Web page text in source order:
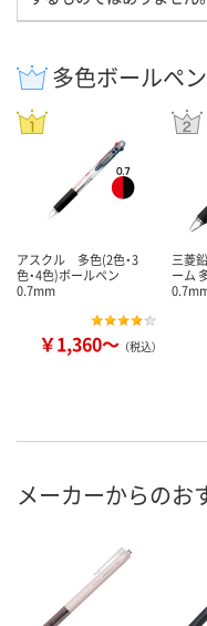
多色ボールペ
アスクル 多色(2色・3
色・4色)ボールペン
0.7mm
￥1,360～ （税込）
三菱
ーム
メーカーからのお